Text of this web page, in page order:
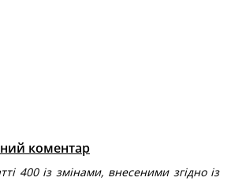
коментар
400 із змінами, внесеними згідно із